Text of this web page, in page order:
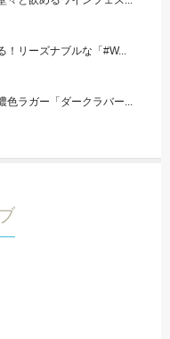
！リーズナブルな「#W...
色ラガー「ダークラバー...